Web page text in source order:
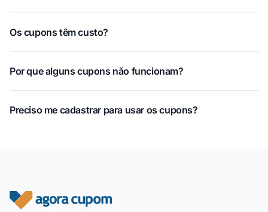
Os cupons têm custo?
Por que alguns cupons não funcionam?
Preciso me cadastrar para usar os cupons?
Rodapé do site